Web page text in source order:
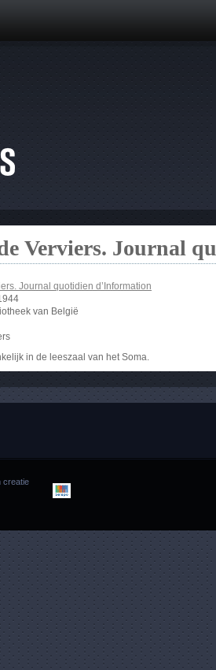
Verviers. Journal
Journal quotidien d’Information
van België
in de leeszaal van het Soma.
creatie